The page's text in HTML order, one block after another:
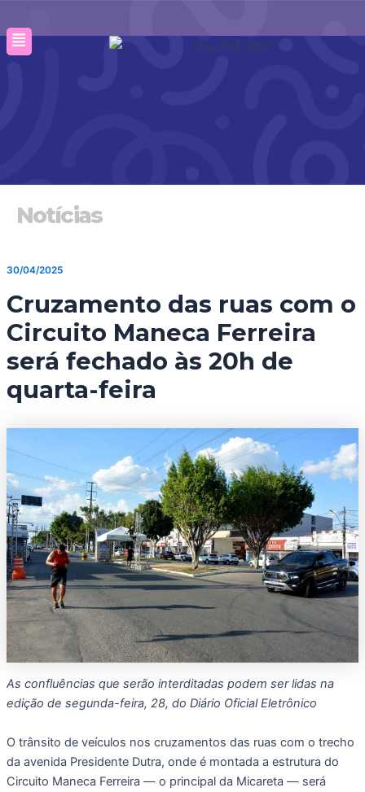
para
Notícias
30/04/2025
Cruzamento das ruas com o
Circuito Maneca Ferreira
será fechado às 20h de
quarta-feira
As confluências que serão interditadas podem ser lidas na
edição de segunda-feira, 28, do Diário Oficial Eletrônico
O trânsito de veículos nos cruzamentos das ruas com o trecho
da avenida Presidente Dutra, onde é montada a estrutura do
Circuito Maneca Ferreira — o principal da Micareta — será